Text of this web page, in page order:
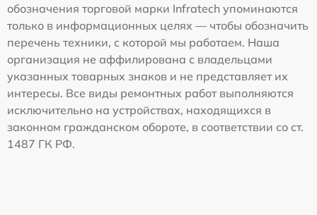
обозначения торговой марки Infratech упоминаются
только в информационных целях — чтобы обозначить
перечень техники, с которой мы работаем. Наша
организация не аффилирована с владельцами
указанных товарных знаков и не представляет их
интересы. Все виды ремонтных работ выполняются
исключительно на устройствах, находящихся в
законном гражданском обороте, в соответствии со ст.
1487 ГК РФ.